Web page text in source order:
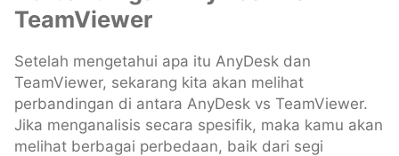
TeamViewer
Setelah mengetahui apa itu AnyDesk dan
TeamViewer, sekarang kita akan melihat
perbandingan di antara AnyDesk vs TeamViewer.
Jika menganalisis secara spesifik, maka kamu akan
melihat berbagai perbedaan, baik dari segi